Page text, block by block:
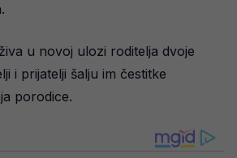
u novoj ulozi roditelja dvoje
i prijatelji šalju im čestitke
porodice.